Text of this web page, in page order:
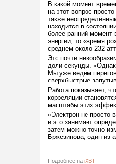
В какой момент
на этот вопрос
также
находится в
более ранний момент
энергии, то «время
среднем около 232
Это почти
доли секунды.
Мы уже ведём
сверхбыстрые
Работа показывает,
корреляции
масштабы этих
«Электрон не просто
и это занимает
затем можно точно
Бржезинова, один из
Подробнее на iXBT